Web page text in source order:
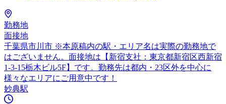
勤務地
面接地
千葉県市川市 ※本原稿内の駅・エリア名は実際の勤務地で
はございません。面接地は【新宿支社：東京都新宿区西新宿
1-3-15栃木ビル5F】です。勤務先は都内・23区外を中心に
様々なエリアにご用意中です！
妙典駅